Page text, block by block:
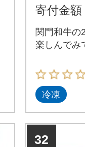
寄付金額
関門和牛の
楽しんでみ
冷凍
32